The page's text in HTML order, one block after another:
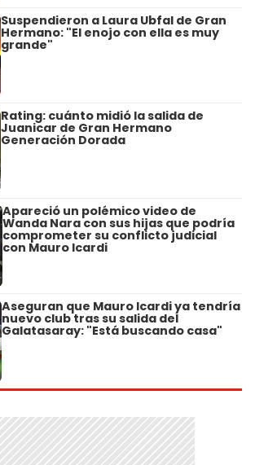
Suspendieron a Laura Ubfal de Gran
Hermano: "El enojo con ella es muy
grande"
Rating: cuánto midió la salida de
Juanicar de Gran Hermano
Generación Dorada
Apareció un polémico video de
Wanda Nara con sus hijas que podría
comprometer su conflicto judicial
con Mauro Icardi
Aseguran que Mauro Icardi ya tendría
nuevo club tras su salida del
Galatasaray: "Está buscando casa"